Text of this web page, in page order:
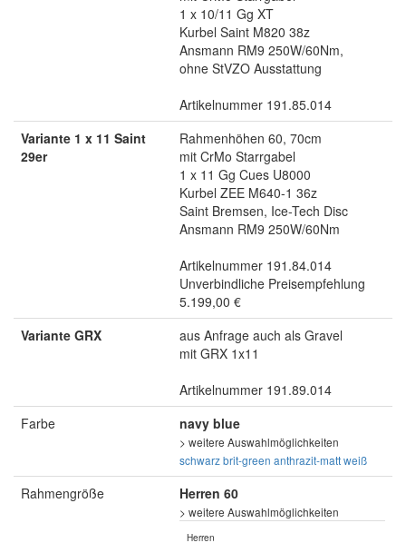
1 x 10/11 Gg XT
Kurbel Saint M820 38z
Ansmann RM9 250W/60Nm,
ohne StVZO Ausstattung
Artikelnummer 191.85.014
Variante 1 x 11 Saint
29er
Rahmenhöhen 60, 70cm
mit CrMo Starrgabel
1 x 11 Gg Cues U8000
Kurbel ZEE M640-1 36z
Saint Bremsen, Ice-Tech Disc
Ansmann RM9 250W/60Nm
Artikelnummer 191.84.014
Unverbindliche Preisempfehlung
5.199,00 €
Variante GRX
aus Anfrage auch als Gravel
mit GRX 1x11
Artikelnummer 191.89.014
Farbe
navy blue
> weitere Auswahlmöglichkeiten
schwarzbrit-green anthrazit-mattweiß
Rahmengröße Herren 60
> weitere Auswahlmöglichkeiten
Herren